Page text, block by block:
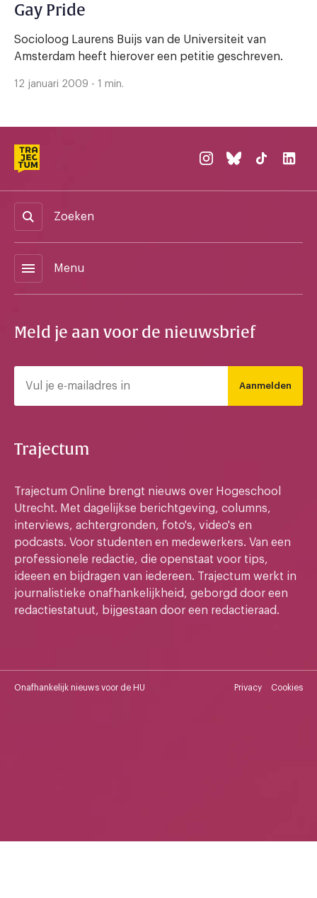
Gay Pride
Socioloog Laurens Buijs van de Universiteit van
Amsterdam heeft hierover een petitie geschreven.
12 januari 2009 - 1 min.
Zoeken
menu Menu
Meld je aan voor de nieuwsbrief
Aanmelden
Trajectum
Trajectum Online brengt nieuws over Hogeschool
Utrecht. Met dagelijkse berichtgeving, columns,
interviews, achtergronden, foto's, video's en
podcasts. Voor studenten en medewerkers. Van een
professionele redactie, die openstaat voor tips,
ideeen en bijdragen van iedereen. Trajectum werkt in
journalistieke onafhankelijkheid, geborgd door een
redactiestatuut, bijgestaan door een redactieraad.
Onafhankelijk nieuws voor de HU Privacy Cookies